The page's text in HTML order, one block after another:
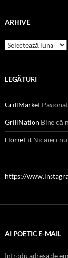
ARHIVE
Arhive
LEGĂTURI
GrillMarket
GrillNation Bine că
HomeFit Nicăieri
https://
AI POETIC E-MAIL
Introdu adresa de